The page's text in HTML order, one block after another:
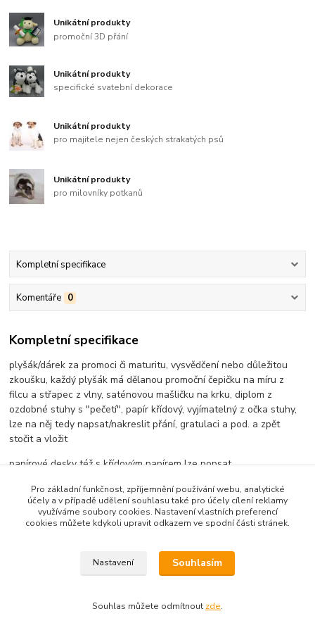
Unikátní produkty
promoční 3D přání
Unikátní produkty
specifické svatební dekorace
Unikátní produkty
pro majitele nejen českých strakatých psů
Unikátní produkty
pro milovníky potkanů
Kompletní specifikace
Komentáře 0
Kompletní specifikace
plyšák/dárek za promoci či maturitu, vysvědčení nebo důležitou
zkoušku, každý plyšák má dělanou promoční čepičku na míru z
filcu a střapec z vlny, saténovou mašličku na krku, diplom z
ozdobné stuhy s "pečetí", papír křídový, vyjímatelný z očka stuhy,
lze na něj tedy napsat/nakreslit přání, gratulaci a pod. a zpět
stočit a vložit
papírové desky též s křídovým papírem lze popsat
celk. výška plyšáka výška 20cm
Zboží zařazeno v kategoriích
Promoční/maturitní plyšáci
Pro základní funkčnost, zpříjemnění používání webu, analytické
účely a v případě udělení souhlasu také pro účely cílení reklamy
využíváme soubory cookies. Nastavení vlastních preferencí
cookies můžete kdykoli upravit odkazem ve spodní části stránek.
Nastavení Souhlasím
Souhlas můžete odmítnout zde.